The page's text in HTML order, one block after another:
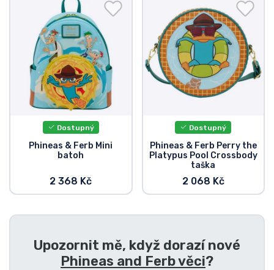
Dostupný
Phineas & Ferb Mini
batoh
2 368 Kč
Dostupný
Phineas & Ferb Perry the
Platypus Pool Crossbody
taška
2 068 Kč
Upozornit mě, když dorazí nové
Phineas and Ferb věci?
Seriálové věci
Filmové věci
Úžasné věci
Anime věci
Hudební věci